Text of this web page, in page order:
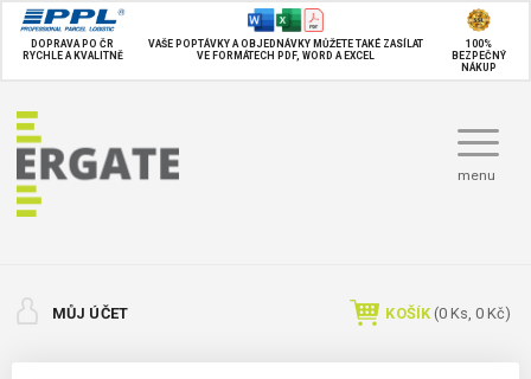
DOPRAVA PO ČR
RYCHLE A KVALITNĚ
VAŠE POPTÁVKY A OBJEDNÁVKY MŮŽETE TAKÉ ZASÍLAT
VE FORMÁTECH PDF, WORD A EXCEL
100%
BEZPEČNÝ
NÁKUP
menu
MŮJ ÚČET KOŠÍK (0 Ks, 0 Kč)